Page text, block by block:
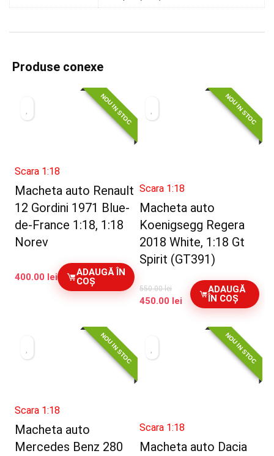
Produse conexe
NOU IN STOC
Scara 1:18
Macheta auto Renault
12 Gordini 1971 Blue-
de-France 1:18, 1:18
Norev
400.00 lei
ADAUGĂ ÎN
COȘ
NOU IN STOC
Scara 1:18
Macheta auto
Koenigsegg Regera
2018 White, 1:18 Gt
Spirit (GT391)
550.00lei
Prețul
550.00 lei.
450.00 lei Prețul
curent
450.00 lei.
ADAUGĂ
ÎN COȘ
NOU IN STOC
Scara 1:18
Macheta auto
Mercedes Benz 280
NOU IN STOC
Scara 1:18
Macheta auto Dacia